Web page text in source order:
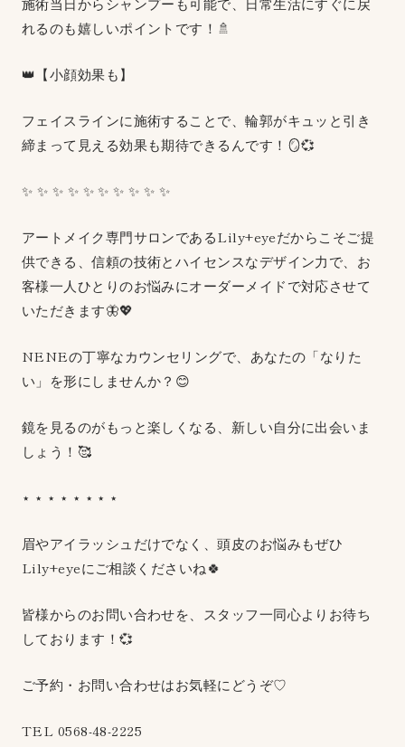
れるのも嬉しいポイントです！🚿
👑【小顔効果も】
フェイスラインに施術することで、輪郭がキュッと引き
締まって見える効果も期待できるんです！🪞💞
✨ ✨ ✨ ✨ ✨ ✨ ✨ ✨ ✨ ✨
アートメイク専門サロンであるLily+eyeだからこそご提
供できる、信頼の技術とハイセンスなデザイン力で、お
客様一人ひとりのお悩みにオーダーメイドで対応させて
いただきます🦋💖
NENEの丁寧なカウンセリングで、あなたの「なりた
い」を形にしませんか？😊
鏡を見るのがもっと楽しくなる、新しい自分に出会いま
しょう！🥰
⋆ ⋆ ⋆ ⋆ ⋆ ⋆ ⋆ ⋆
眉やアイラッシュだけでなく、頭皮のお悩みもぜひ
Lily+eyeにご相談くださいね🍀
皆様からのお問い合わせを、スタッフ一同心よりお待ち
しております！💞
ご予約・お問い合わせはお気軽にどうぞ♡
TEL 0568-48-2225